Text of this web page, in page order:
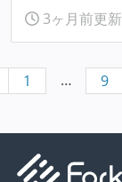
3ヶ月前更新
1 … 9